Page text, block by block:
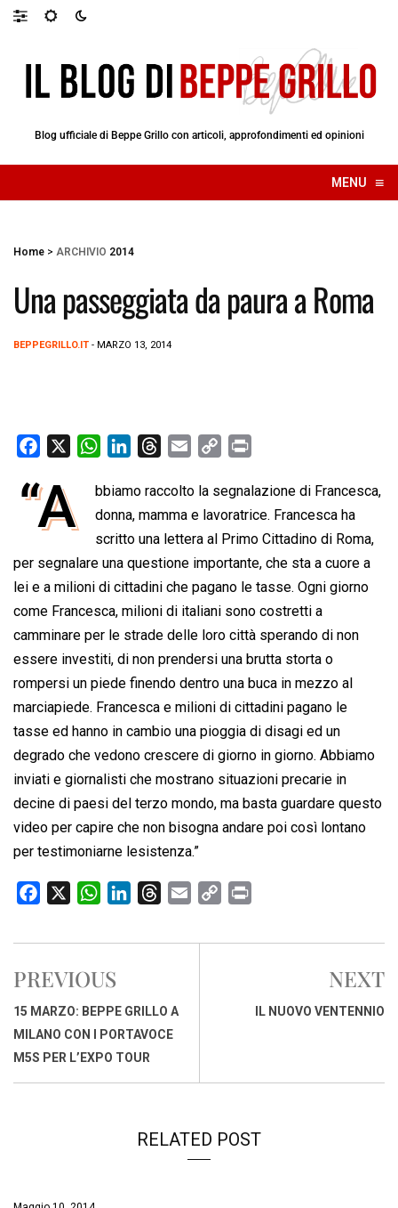
Blog ufficiale di Beppe Grillo con articoli, approfondimenti ed opinioni
MENU ≡
☰
Home > ARCHIVIO 2014
Una passeggiata da paura a Roma
BEPPEGRILLO.IT - MARZO 13, 2014
c
e
o
o
k
W
a
t
s
A
p
p
n
k
e
d
I
n
r
e
a
d
s
a
i
l
p
y
L
i
n
k
i
n
t
“A
bbiamo raccolto la segnalazione di Francesca,
donna, mamma e lavoratrice. Francesca ha
scritto una lettera al Primo Cittadino di Roma,
per segnalare una questione importante, che sta a cuore a
lei e a milioni di cittadini che pagano le tasse. Ogni giorno
come Francesca, milioni di italiani sono costretti a
camminare per le strade delle loro città sperando di non
essere investiti, di non prendersi una brutta storta o
rompersi un piede finendo dentro una buca in mezzo al
marciapiede. Francesca e milioni di cittadini pagano le
tasse ed hanno in cambio una pioggia di disagi ed un
degrado che vedono crescere di giorno in giorno. Abbiamo
inviati e giornalisti che mostrano situazioni precarie in
decine di paesi del terzo mondo, ma basta guardare questo
video per capire che non bisogna andare poi così lontano
per testimoniarne lesistenza.”
c
b
o
o
k
W
a
s
A
p
p
n
d
I
n
r
d
s
a
p
i
PREVIOUS
15 MARZO: BEPPE GRILLO A
MILANO CON I PORTAVOCE
M5S PER L’EXPO TOUR
NEXT
IL NUOVO VENTENNIO
RELATED POST